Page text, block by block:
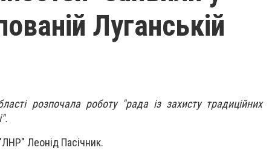
Луганській
розпочала роботу "рада із захисту традиційних
Леонід Пасічник.